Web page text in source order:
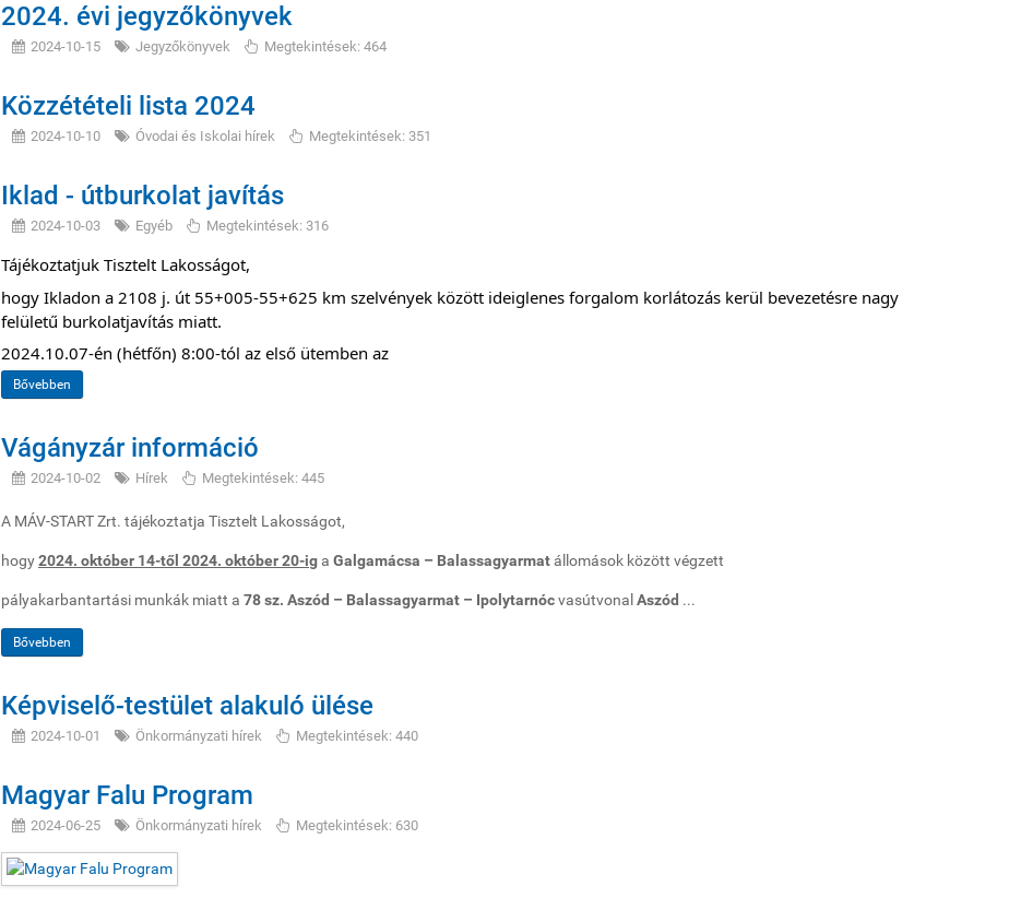
2024. évi jegyzőkönyvek
2024-10-15 Jegyzőkönyvek Megtekintések: 464
Közzétételi lista 2024
2024-10-10 Óvodai és Iskolai hírek Megtekintések: 351
Iklad - útburkolat javítás
2024-10-03 Egyéb Megtekintések: 316
Tájékoztatjuk Tisztelt Lakosságot,
hogy Ikladon a 2108 j. út 55+005-55+625 km szelvények között ideiglenes forgalom korlátozás kerül bevezetésre nagy
felületű burkolatjavítás miatt.
2024.10.07-én (hétfőn) 8:00-tól az első ütemben az
Bővebben
Vágányzár információ
2024-10-02 Hírek Megtekintések: 445
A MÁV-START Zrt. tájékoztatja Tisztelt Lakosságot,
hogy2024. október 14-től 2024. október 20-ig a Galgamácsa – Balassagyarmat állomások között végzett
pályakarbantartási munkák miatt a 78 sz. Aszód – Balassagyarmat – Ipolytarnócvasútvonal Aszód ...
Bővebben
Képviselő-testület alakuló ülése
2024-10-01 Önkormányzati hírek Megtekintések: 440
Magyar Falu Program
2024-06-25 Önkormányzati hírek Megtekintések: 630